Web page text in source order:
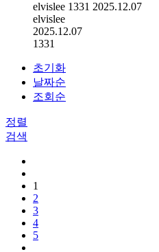
elvislee 1331 2025.12.07
elvislee
2025.12.07
1331
초기화
날짜순
조회순
정렬
검색
1
2
3
4
5